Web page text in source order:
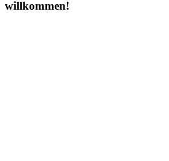
willkommen!